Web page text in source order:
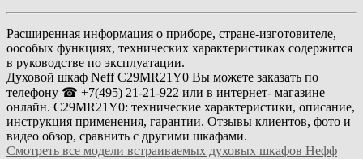
Расширенная информация о приборе, стране-изготовителе,
оособых функциях, технических характеристиках содержится
в руководстве по эксплуатации.
Духовой шкаф Neff C29MR21Y0 Вы можете заказать по
телефону ☎ +7(495) 21-21-922 или в интернет- магазине
онлайн. C29MR21Y0: технические характеристики, описание,
инструкция применения, гарантии. Отзывы клиентов, фото и
видео обзор, сравнить с другими шкафами.
Смотреть все модели встраиваемых духовых шкафов Нефф